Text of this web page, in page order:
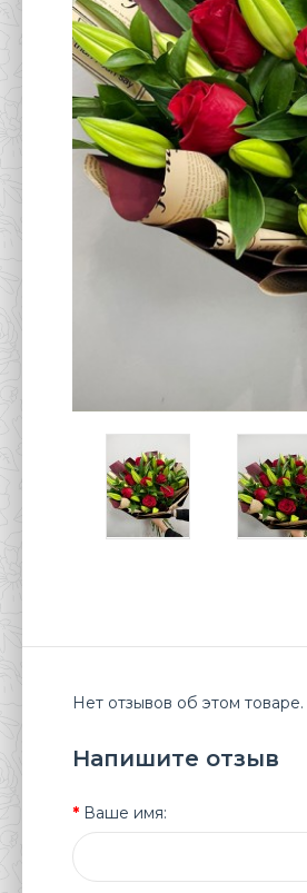
Нет отзывов об этом товаре.
Напишите отзыв
Ваше имя: